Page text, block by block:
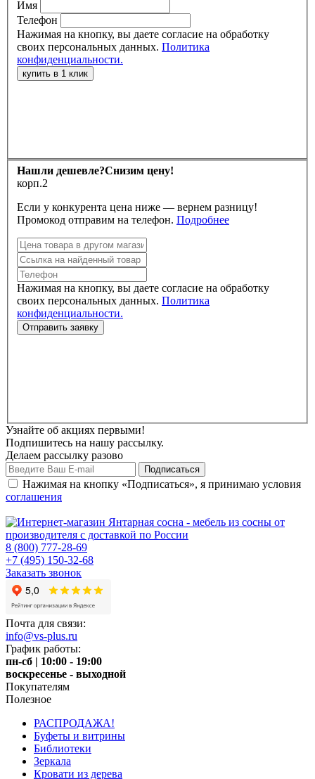
Имя
Телефон
Нажимая на кнопку, вы даете согласие на обработку
своих персональных данных. Политика
конфиденциальности.
Нашли дешевле?Снизим цену!
корп.2
Если у конкурента цена ниже — вернем разницу!
Промокод отправим на телефон. Подробнее
Нажимая на кнопку, вы даете согласие на обработку
своих персональных данных. Политика
конфиденциальности.
Узнайте об акциях первыми!
Подпишитесь на нашу рассылку.
Делаем рассылку разово
Нажимая на кнопку «Подписаться», я принимаю условия
соглашения
8 (800) 777-28-69
+7 (495) 150-32-68
Заказать звонок
Почта для связи:
info@vs-plus.ru
График работы:
пн-сб | 10:00 - 19:00
воскресенье - выходной
Покупателям
Полезное
РАСПРОДАЖА!
Буфеты и витрины
Библиотеки
Зеркала
Кровати из дерева